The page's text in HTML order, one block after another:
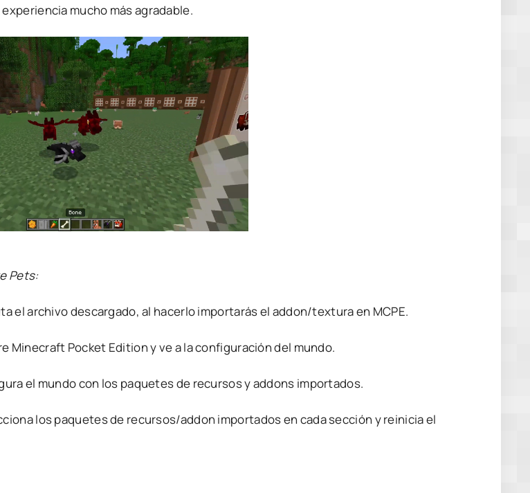
mucho más agradable.
Pets:
el archivo descargado, al hacerlo importarás el addon/textura en MCPE.
Minecraft Pocket Edition y ve a la configuración del mundo.
el mundo con los paquetes de recursos y addons importados.
los paquetes de recursos/addon importados en cada sección y reinicia el